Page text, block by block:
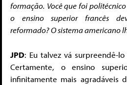
formação. Você que foi
o ensino superior francês
reformado? O sistema americano
JPD: Eu talvez vá surpreendê-
Certamente, o ensino
infinitamente mais agradáveis